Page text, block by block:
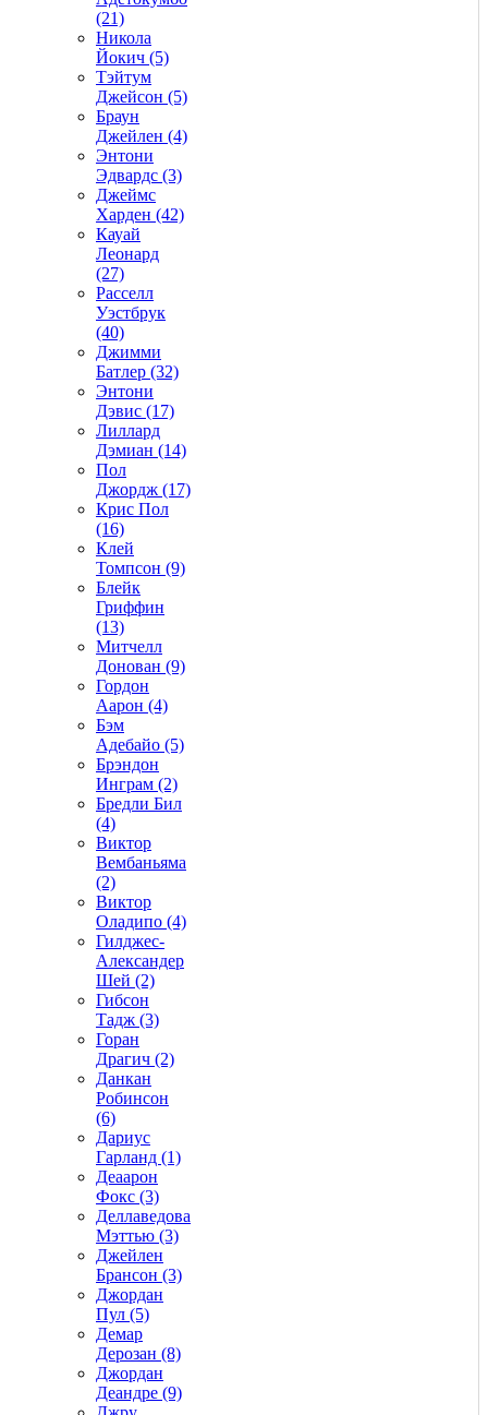
(21)
Никола
Йокич (5)
Тэйтум
Джейсон (5)
Браун
Джейлен (4)
Энтони
Эдвардс (3)
Джеймс
Харден (42)
Кауай
Леонард
(27)
Расселл
Уэстбрук
(40)
Джимми
Батлер (32)
Энтони
Дэвис (17)
Лиллард
Дэмиан (14)
Пол
Джордж (17)
Крис Пол
(16)
Клей
Томпсон (9)
Блейк
Гриффин
(13)
Митчелл
Донован (9)
Гордон
Аарон (4)
Бэм
Адебайо (5)
Брэндон
Инграм (2)
Бредли Бил
(4)
Виктор
Вембаньяма
(2)
Виктор
Оладипо (4)
Гилджес-
Александер
Шей (2)
Гибсон
Тадж (3)
Горан
Драгич (2)
Данкан
Робинсон
(6)
Дариус
Гарланд (1)
Деаарон
Фокс (3)
Деллаведова
Мэттью (3)
Джейлен
Брансон (3)
Джордан
Пул (5)
Демар
Дерозан (8)
Джордан
Деандре (9)